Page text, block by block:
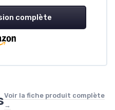
complète
Voir la fiche produit complète
→